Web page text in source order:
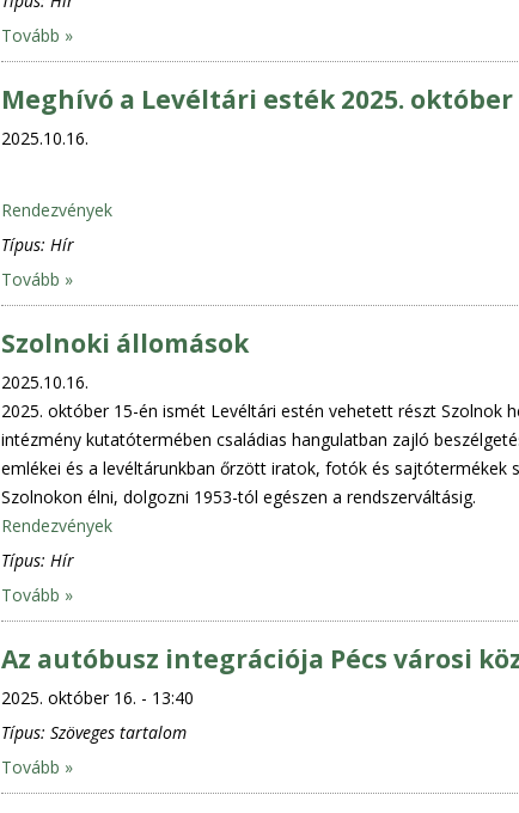
Tovább »
Meghívó a Levéltári esték 2025.
2025.10.16.
Rendezvények
Típus: Hír
Tovább »
Szolnoki állomások
2025.10.16.
2025. október 15-én ismét Levéltári estén vehetett részt Szolnok
intézmény kutatótermében családias hangulatban zajló
emlékei és a levéltárunkban őrzött iratok, fotók és sajtótermékek
Szolnokon élni, dolgozni 1953-tól egészen a rendszerváltásig.
Rendezvények
Típus: Hír
Tovább »
Az autóbusz integrációja Pécs városi
2025. október 16. - 13:40
Típus: Szöveges tartalom
Tovább »